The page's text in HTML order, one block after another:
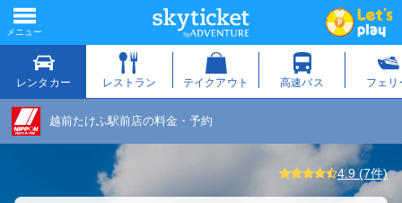
越前たけふ駅前店の料金・予約
4.9 (7件)